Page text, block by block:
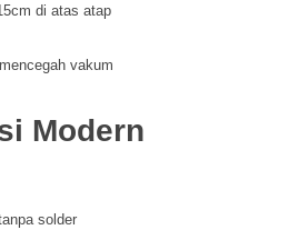
di atas atap
vakum
Modern
solder